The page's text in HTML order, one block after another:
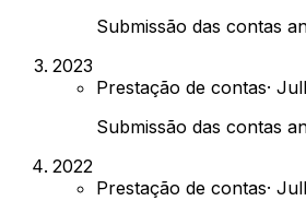
Submissão das contas
2023
Prestação de contas·
Submissão das contas
2022
Prestação de contas·